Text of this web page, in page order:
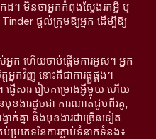
។ មិនថាអ្នកកំពុងស្វែងរកអ្វី ឬ
ផ្តល់ក្រុមឱ្យអ្នក ដើម្បីឱ្យ
ក ហើយចាប់ផ្តើមការអូស។ អ្នក
កវិញ នោះគឺជាការផ្គូផ្គង។
ញើសារ រៀបគម្រោងអ្វីមួយ ហើយ
មុខងារដូចជា ការណាត់ជួបពីរគូ,
ក់គ្នា និងមុខងារជាច្រើនទៀត
ប្រភេទនៃការភ្ជាប់ទំនាក់ទំនង៖